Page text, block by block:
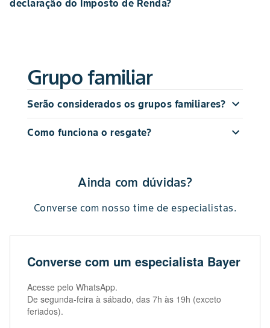
declaração do Imposto de Renda?
Grupo familiar
Serão considerados os grupos familiares?
Como funciona o resgate?
Ainda com dúvidas?
Converse com nosso time de especialistas.
Converse com um especialista Bayer
Acesse pelo WhatsApp.
De segunda-feira à sábado, das 7h às 19h (exceto
feriados).